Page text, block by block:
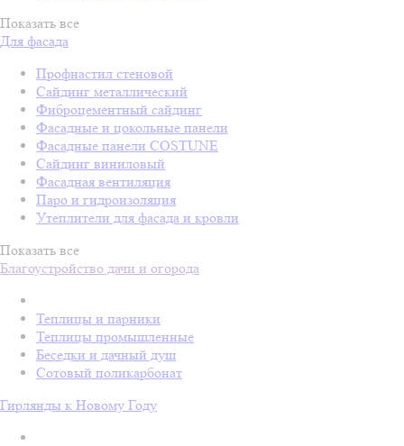
Показать все
Для фасада
Профнастил стеновой
Сайдинг металлический
Фиброцементный сайдинг
Фасадные и цокольные панели
Фасадные панели COSTUNE
Сайдинг виниловый
Фасадная вентиляция
Паро и гидроизоляция
Утеплители для фасада и кровли
Показать все
Благоустройство дачи и огорода
Теплицы и парники
Теплицы промышленные
Беседки и дачный душ
Сотовый поликарбонат
Гирлянды к Новому Году